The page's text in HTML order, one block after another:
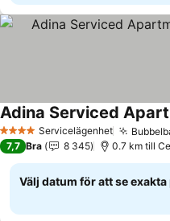
4 StjärnorServicelägenhet
Se priser
7,7 Bra 8 345 0.7 km till
Välj datum för att se